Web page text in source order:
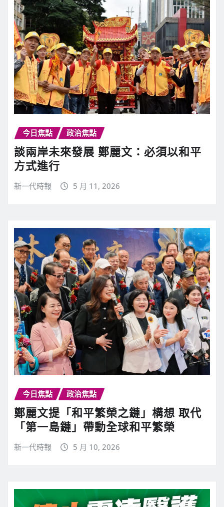
今日焦點 政治焦點
談兩岸未來發展 鄭麗文：必須以和平
方式進行
新一代時報 5 月 11, 2026
今日焦點 政治焦點
鄭麗文提「和平繁榮之鏈」構想 取代
「第一島鏈」帶動全球和平繁榮
新一代時報 5 月 10, 2026